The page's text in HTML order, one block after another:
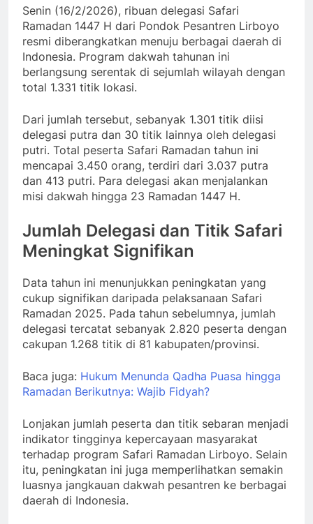
Senin (16/2/2026), ribuan delegasi Safari
Ramadan 1447 H dari Pondok Pesantren Lirboyo
resmi diberangkatkan menuju berbagai daerah di
Indonesia. Program dakwah tahunan ini
berlangsung serentak di sejumlah wilayah dengan
total 1.331 titik lokasi.
Dari jumlah tersebut, sebanyak 1.301 titik diisi
delegasi putra dan 30 titik lainnya oleh delegasi
putri. Total peserta Safari Ramadan tahun ini
mencapai 3.450 orang, terdiri dari 3.037 putra
dan 413 putri. Para delegasi akan menjalankan
misi dakwah hingga 23 Ramadan 1447 H.
Jumlah Delegasi dan Titik Safari
Meningkat Signifikan
Data tahun ini menunjukkan peningkatan yang
cukup signifikan daripada pelaksanaan Safari
Ramadan 2025. Pada tahun sebelumnya, jumlah
delegasi tercatat sebanyak 2.820 peserta dengan
cakupan 1.268 titik di 81 kabupaten/provinsi.
Baca juga: Hukum Menunda Qadha Puasa hingga
Ramadan Berikutnya: Wajib Fidyah?
Lonjakan jumlah peserta dan titik sebaran menjadi
indikator tingginya kepercayaan masyarakat
terhadap program Safari Ramadan Lirboyo. Selain
itu, peningkatan ini juga memperlihatkan semakin
luasnya jangkauan dakwah pesantren ke berbagai
daerah di Indonesia.